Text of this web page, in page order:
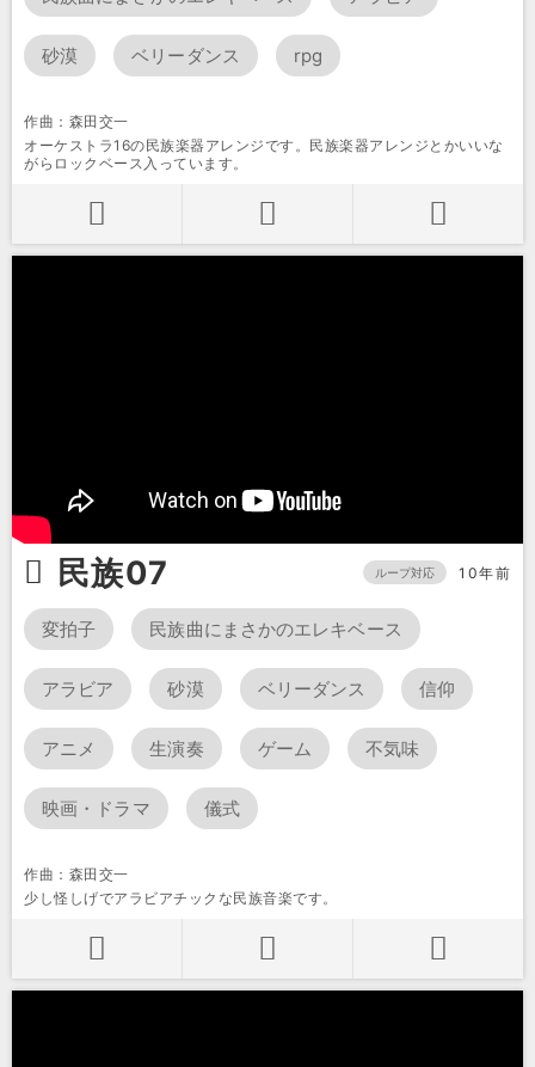
砂漠 ベリーダンス rpg
作曲：森田交一
オーケストラ16の民族楽器アレンジです。民族楽器アレンジとかいいな
がらロックベース入っています。
民族07 ループ対応 10年前
変拍子 民族曲にまさかのエレキベース
アラビア 砂漠 ベリーダンス 信仰
アニメ 生演奏 ゲーム 不気味
映画・ドラマ 儀式
作曲：森田交一
少し怪しげでアラビアチックな民族音楽です。